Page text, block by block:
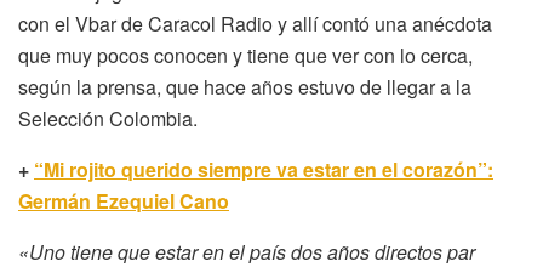
con el Vbar de Caracol Radio y allí contó una anécdota
que muy pocos conocen y tiene que ver con lo cerca,
según la prensa, que hace años estuvo de llegar a la
Selección Colombia.
+ “Mi rojito querido siempre va estar en el corazón”:
Germán Ezequiel Cano
«Uno tiene que estar en el país dos años directos par